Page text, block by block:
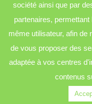
© École Sainte
société ainsi que par
partenaires,
même utilisateur, afin de
de vous proposer des
adaptée à vos centres
contenus